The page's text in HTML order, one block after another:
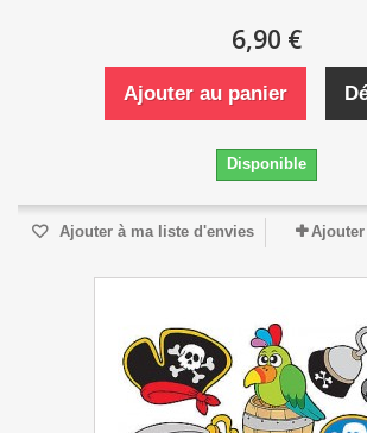
6,90 €
Ajouter au panier
Disponible
Ajouter à ma liste d'envies